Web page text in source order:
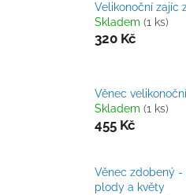
Velikonoční zajíc
Skladem (1 ks)
320 Kč
Věnec
Skladem (1 ks)
455 Kč
Věnec zdobený -
plody a květy